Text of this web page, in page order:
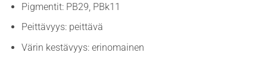
Pigmentit: PB29, PBk11
Peittävyys: peittävä
Värin kestävyys: erinomainen